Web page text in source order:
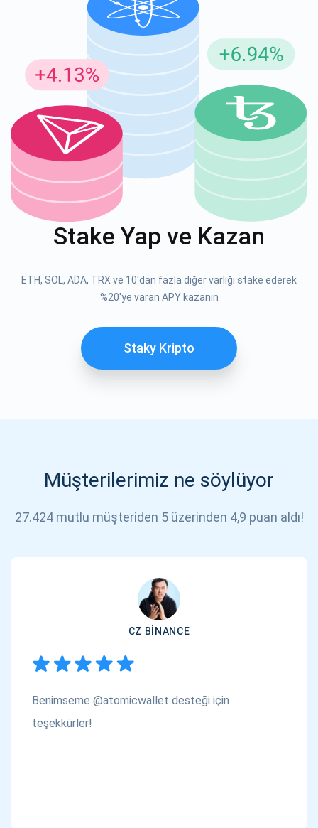
Stake Yap ve Kazan
ETH, SOL, ADA, TRX ve 10'dan fazla diğer varlığı stake ederek
%20'ye varan APY kazanın
Staky Kripto
Müşterilerimiz ne söylüyor
27.424 mutlu müşteriden 5 üzerinden 4,9 puan aldı!
CZ BINANCE
Benimseme @atomicwallet desteği için
teşekkürler!
Atomic
1000.000
ABONE OL
support@atomicwallet.io
YouTube'umuza göz atın
Güncellemeler için Abone Ol
En son proje güncellemelerini ve kripto kılavuzlarını ilk alan
siz olun